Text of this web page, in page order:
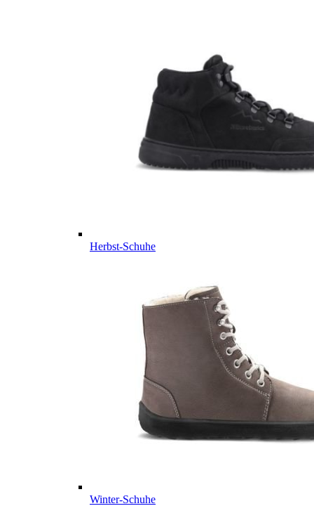
Herbst-Schuhe
Winter-Schuhe